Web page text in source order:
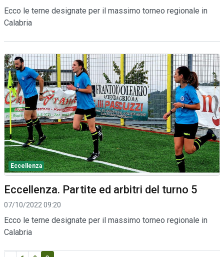
Ecco le terne designate per il massimo torneo regionale in
Calabria
Eccellenza
Eccellenza. Partite ed arbitri del turno 5
07/10/2022 09:20
Ecco le terne designate per il massimo torneo regionale in
Calabria